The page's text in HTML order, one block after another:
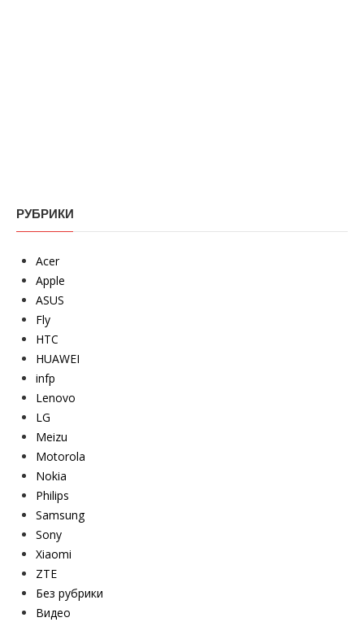
РУБРИКИ
Acer
Apple
ASUS
Fly
HTC
HUAWEI
infp
Lenovo
LG
Meizu
Motorola
Nokia
Philips
Samsung
Sony
Xiaomi
ZTE
Без рубрики
Видео